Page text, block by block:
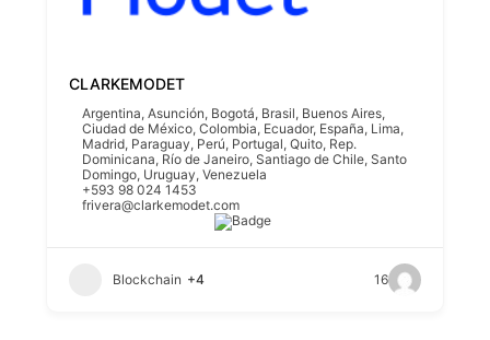
CLARKEMODET
Argentina,Asunción, Bogotá, Brasil, Buenos Aires,
Ciudad de México,Colombia, Ecuador, España, Lima,
Madrid, Paraguay, Perú, Portugal,Quito, Rep.
Dominicana, Río de Janeiro, Santiago de Chile, Santo
Domingo, Uruguay,Venezuela
+593 98 024 1453
frivera@clarkemodet.com
Blockchain +4 16